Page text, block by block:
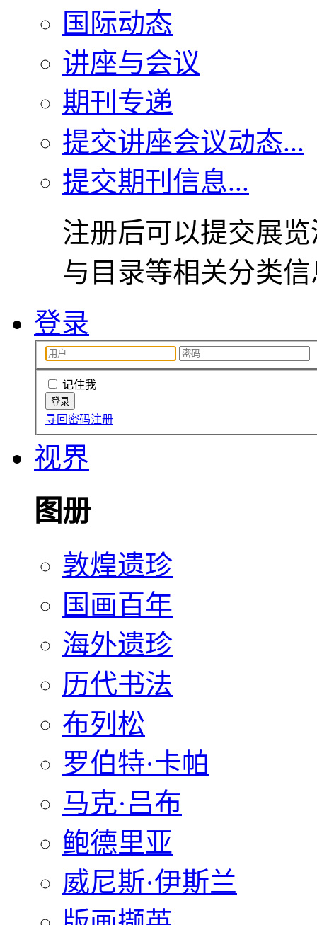
国际动态
讲座与会议
期刊专递
提交讲座会议动态...
提交期刊信息...
注册后可以提交展
与目录等相关分类
登录
记住我
寻回密码注册
视界
图册
敦煌遗珍
国画百年
海外遗珍
历代书法
布列松
罗伯特·卡帕
马克·吕布
鲍德里亚
威尼斯·伊斯兰